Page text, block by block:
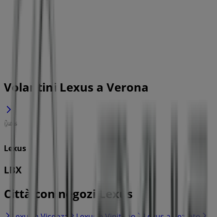
Volantini Lexus a Verona
Lexus
LBX
Città con negozi Lexus